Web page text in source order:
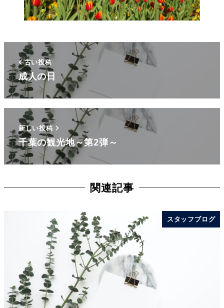
古い投稿
成人の日
新しい投稿
千葉の観光地～第2弾～
関連記事
スタッフブログ